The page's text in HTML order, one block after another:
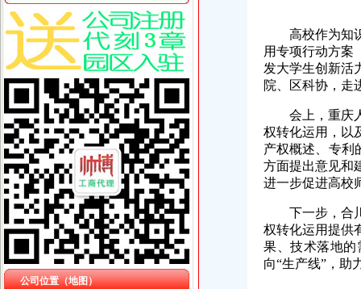
公司位置（地图）
高校作为知
用专项行动方案
发大学生创新活
院、区科协，走
会上，重庆
权转化运用，以
产权概述、专利
方面提出意见和
进一步促进高校
下一步，合
权转化运用提供
果、技术落地的
向“生产线”，助